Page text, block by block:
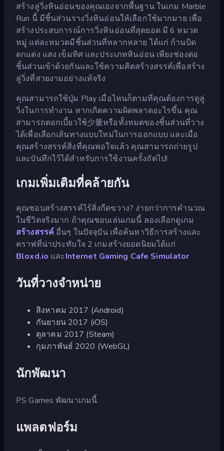
สร้างลู่วิ่งหินอ่อนของคุณเองจากพื้นฐาน ในเกม Marble
Run นี้ มีชิ้นส่วนรางวิ่งหินอ่อนให้เลือกใช้มากมาย เพื่อ
สร้างประสบการณ์การวิ่งหินอ่อนที่สุดยอด มี 6 หมวด
หมู่ แต่ละหมวดมีชิ้นส่วนที่หลากหลาย ได้แก่ ก้านบิด
ตกแต่ง แสง เข็มทิศ และประเภทหินอ่อน เพียงช่องต่อ
ชิ้นส่วนเข้าด้วยกันและใช้ความคิดสร้างสรรค์เพื่อสร้าง
ลู่วิ่งที่สวยงามอย่างแท้จริง
คุณสามารถใช้ปุ่ม Play เมื่อไหนก็ตามที่คุณต้องการดูลู่
วิ่งในการทำงาน หากเกิดความผิดพลาดอะไรขึ้น คุณ
สามารถดอกเบี้ยวใช้少量หรือทั้งหมดของชิ้นส่วนที่วาง
ได้เพื่อเลือกเส้นทางแบบใหม่ในการออกแบบ และเมื่อ
คุณสร้างสรรค์สิ่งที่คุณพอใจแล้ว คุณสามารถถ่ายรูป
และบันทึกไว้ได้สำหรับการใช้งานครั้งถัดไป!
เกมเพิ่มเติมที่คล้ายกัน
คุณชอบสร้างสรรค์ไร้สิ่งกีดขวาง? ง่ายกว่าการคำนวณ
ในชีวิตจริงมาก ถ้าคุณชอบเล่นเกมนี้ ลองเลือกดูเกม
สร้างสรรค์ อื่นๆ ในปัจจุบัน เพื่อค้นหาวิธีการสร้างและ
คราฟที่น่าประทับใจ 2 เกมสร้างยอดนิยมได้แก่
Bloxd.io และInternet Gaming Cafe Simulator
วันที่วางจำหน่าย
สิงหาคม 2017 (Android)
กันยายน 2017 (iOS)
ตุลาคม 2017 (Steam)
กุมภาพันธ์ 2020 (WebGL)
นักพัฒนา
PS Games พัฒนาเกมนี้
แพลตฟอร์ม